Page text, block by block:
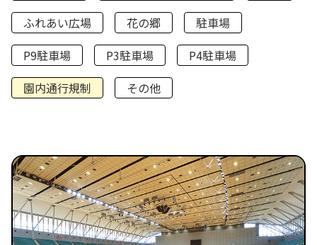
ふれあい広場
花の郷
駐車場
P9駐車場
P3駐車場
P4駐車場
園内通行規制
その他